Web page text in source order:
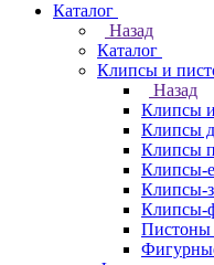
Каталог
Назад
Каталог
Клипсы и
Назад
Клипсы
Клипсы
Клипсы
Клипсы-
Клипсы-
Клипсы-
Пистоны